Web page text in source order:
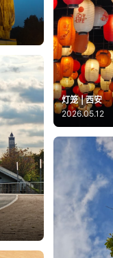
灯笼 | 西安
2026.05.12